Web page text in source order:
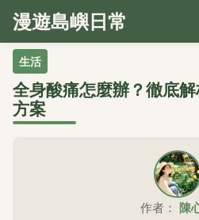
漫遊島嶼日常
生活
全身酸痛怎麼辦？徹底
方案
作者： 陳